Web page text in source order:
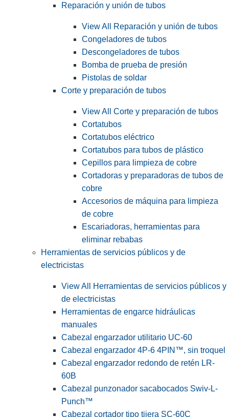
Reparación y unión de tubos
View All Reparación y unión de tubos
Congeladores de tubos
Descongeladores de tubos
Bomba de prueba de presión
Pistolas de soldar
Corte y preparación de tubos
View All Corte y preparación de tubos
Cortatubos
Cortatubos eléctrico
Cortatubos para tubos de plástico
Cepillos para limpieza de cobre
Cortadoras y preparadoras de tubos de
cobre
Accesorios de máquina para limpieza
de cobre
Escariadoras, herramientas para
eliminar rebabas
Herramientas de servicios públicos y de
electricistas
View All Herramientas de servicios públicos y
de electricistas
Herramientas de engarce hidráulicas
manuales
Cabezal engarzador utilitario UC-60
Cabezal engarzador 4P-6 4PIN™, sin troquel
Cabezal engarzador redondo de retén LR-
60B
Cabezal punzonador sacabocados Swiv-L-
Punch™
Cabezal cortador tipo tijera SC-60C